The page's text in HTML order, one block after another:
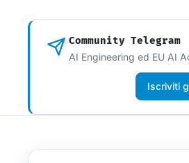
Community Telegram
AI Engineering ed EU AI
Iscriviti